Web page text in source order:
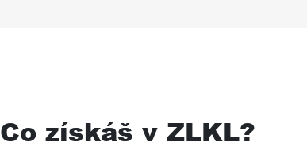
Co získáš v ZLKL?